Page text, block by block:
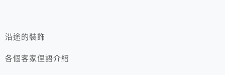
沿途的裝飾
各個客家俚語介紹